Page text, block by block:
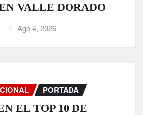
VALLE DORADO
Ago 4, 2026
PORTADA
EL TOP 10 DE